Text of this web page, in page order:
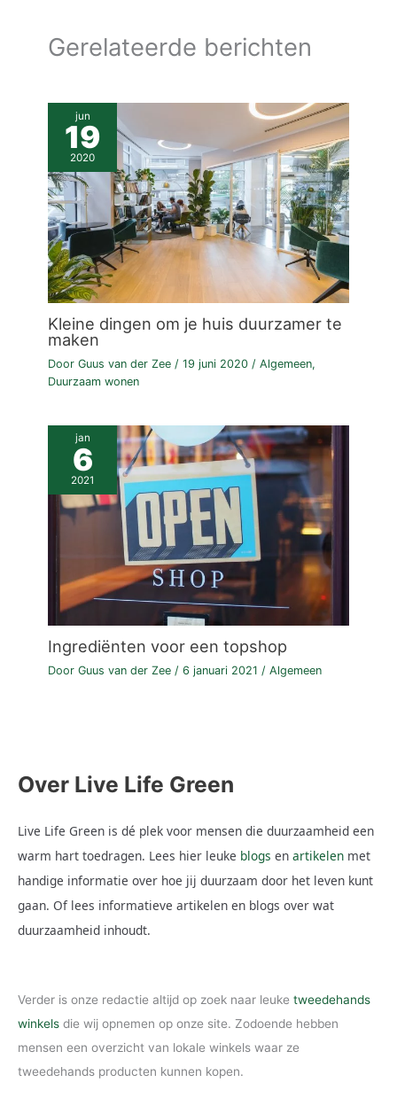
Gerelateerde berichten
jun
19
2020
Kleine dingen om je huis duurzamer te
maken
DoorGuus van der Zee/19 juni 2020/Algemeen,
Duurzaam wonen
jan
6
2021
Ingrediënten voor een topshop
DoorGuus van der Zee/6 januari 2021/Algemeen
Over Live Life Green
Live Life Green is dé plek voor mensen die duurzaamheid een
warm hart toedragen. Lees hier leuke blogs en artikelen met
handige informatie over hoe jij duurzaam door het leven kunt
gaan. Of lees informatieve artikelen en blogs over wat
duurzaamheid inhoudt.
Verder is onze redactie altijd op zoek naar leuke tweedehands
winkels die wij opnemen op onze site. Zodoende hebben
mensen een overzicht van lokale winkels waar ze
tweedehands producten kunnen kopen.